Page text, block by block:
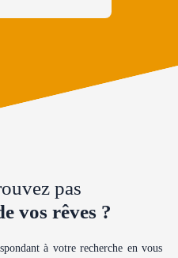
pas
vos rêves ?
à votre recherche en vous